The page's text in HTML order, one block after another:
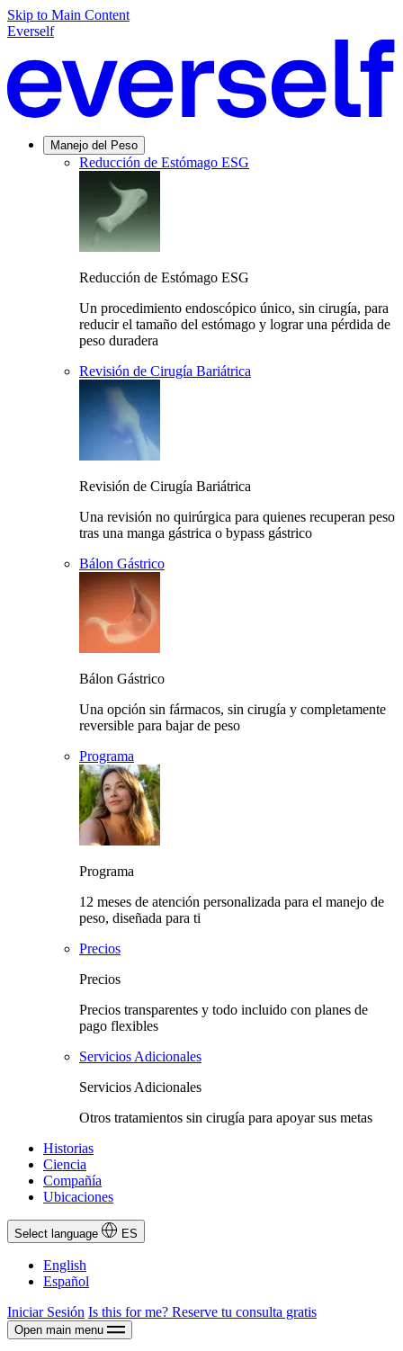
Skip to Main Content
Everself
Manejo del Peso
Reducción de Estómago ESG
Reducción de Estómago ESG
Un procedimiento endoscópico único, sin cirugía, para
reducir el tamaño del estómago y lograr una pérdida de
peso duradera
Revisión de Cirugía Bariátrica
Revisión de Cirugía Bariátrica
Una revisión no quirúrgica para quienes recuperan peso
tras una manga gástrica o bypass gástrico
Bálon Gástrico
Bálon Gástrico
Una opción sin fármacos, sin cirugía y completamente
reversible para bajar de peso
Programa
Programa
12 meses de atención personalizada para el manejo de
peso, diseñada para ti
Precios
Precios
Precios transparentes y todo incluido con planes de
pago flexibles
Servicios Adicionales
Servicios Adicionales
Otros tratamientos sin cirugía para apoyar sus metas
Historias
Ciencia
Compañía
Ubicaciones
Select language ES
English
Español
Iniciar Sesión Is this for me? Reserve tu consulta gratis
Open main menu